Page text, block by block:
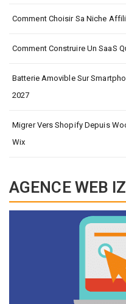
Comment Choisir Sa Niche
Comment Construire Un SaaS
Batterie Amovible Sur
2027
Migrer Vers Shopify Depuis
Wix
AGENCE WEB